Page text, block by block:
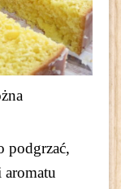
podgrzać,